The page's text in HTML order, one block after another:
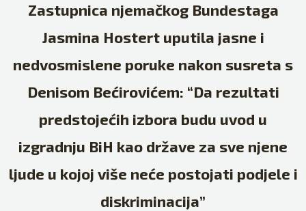
Zastupnica njemačkog Bundestaga
Jasmina Hostert uputila jasne i
nedvosmislene poruke nakon susreta s
Denisom Bećirovićem: “Da rezultati
predstojećih izbora budu uvod u
izgradnju BiH kao države za sve njene
ljude u kojoj više neće postojati podjele i
diskriminacija”